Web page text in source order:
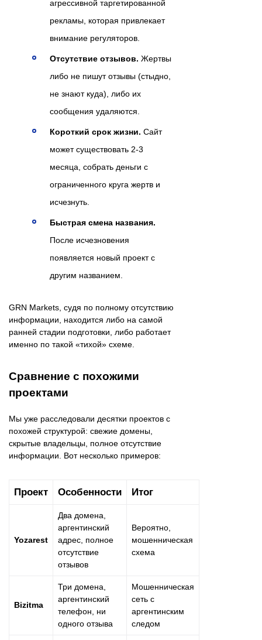
агрессивной таргетированной
рекламы, которая привлекает
внимание регуляторов.
Отсутствие отзывов. Жертвы
либо не пишут отзывы (стыдно,
не знают куда), либо их
сообщения удаляются.
Короткий срок жизни. Сайт
может существовать 2-3
месяца, собрать деньги с
ограниченного круга жертв и
исчезнуть.
Быстрая смена названия.
После исчезновения
появляется новый проект с
другим названием.
GRN Markets, судя по полному отсутствию
информации, находится либо на самой
ранней стадии подготовки, либо работает
именно по такой «тихой» схеме.
Сравнение с похожими
проектами
Мы уже расследовали десятки проектов с
похожей структурой: свежие домены,
скрытые владельцы, полное отсутствие
информации. Вот несколько примеров:
Проект Особенности Итог
Yozarest
Два домена,
аргентинский
адрес, полное
отсутствие
отзывов
Вероятно,
мошенническая
схема
Bizitma
Три домена,
аргентинский
телефон, ни
одного отзыва
Мошенническая
сеть с
аргентинским
следом